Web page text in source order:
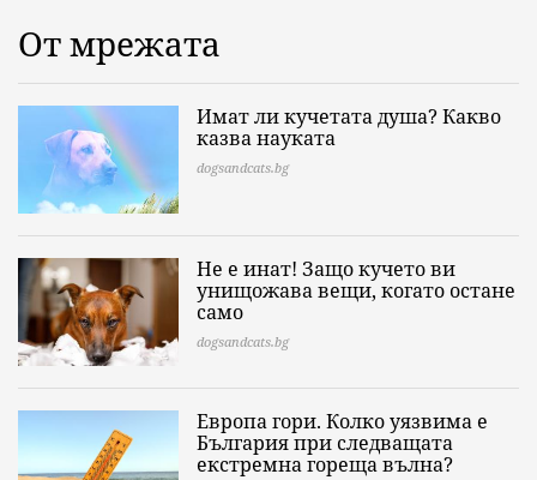
От мрежата
Имат ли кучетата душа? Какво
казва науката
dogsandcats.bg
Не е инат! Защо кучето ви
унищожава вещи, когато остане
само
dogsandcats.bg
Европа гори. Колко уязвима е
България при следващата
екстремна гореща вълна?